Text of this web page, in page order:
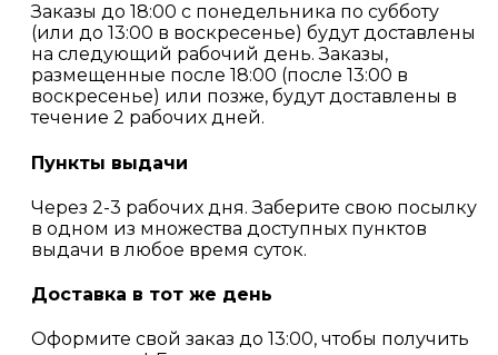
Заказы до 18:00 с понедельника по субботу
(или до 13:00 в воскресенье) будут доставлены
на следующий рабочий день. Заказы,
размещенные после 18:00 (после 13:00 в
воскресенье) или позже, будут доставлены в
течение 2 рабочих дней.
Пункты выдачи
Через 2-3 рабочих дня. Заберите свою посылку
в одном из множества доступных пунктов
выдачи в любое время суток.
Доставка в тот же день
Оформите свой заказ до 13:00, чтобы получить